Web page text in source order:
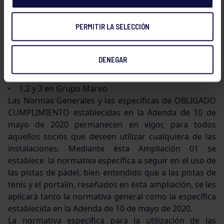
PERMITIR LA SELECCIÓN
DENEGAR
siguientes:
Pistas de Tenis:
• 8,10 y 11 en el Grupo
Portalines:
• 1,2,3 y 4 en el Grupo
• 1,2 y 3 en Grupo Mareo
Las Normas Generales y las específicas de OBLIGADO
CUMPLIMIENTO establecidas en la Adenda de 10 de
mayo de 2020 permanecen en vigor, para todos
aquellos socios que deseen utilizar cualquiera de las
instalaciones. Mediante ésta Ampliación 01 se
establece la normativa específica a seguir en el uso de
las pistas de pádel, bien entendido que a las pistas de
tenis y el portalín, reseñados en ésta ampliación, se les
aplicará tanto la normativa general como la específica
establecida en la Adenda de 10 de mayo de 2020.
La normativa específica para la utilización de las